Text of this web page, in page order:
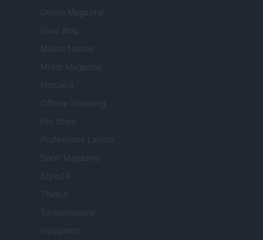
Donne Magazine
Food Blog
Milano Notizie
Motor Magazine
Notizie.it
Offerte Shopping
Pet Story
Professione Lavoro
Sport Magazine
Style24
Think.it
Tuobenessere
Viaggiamo